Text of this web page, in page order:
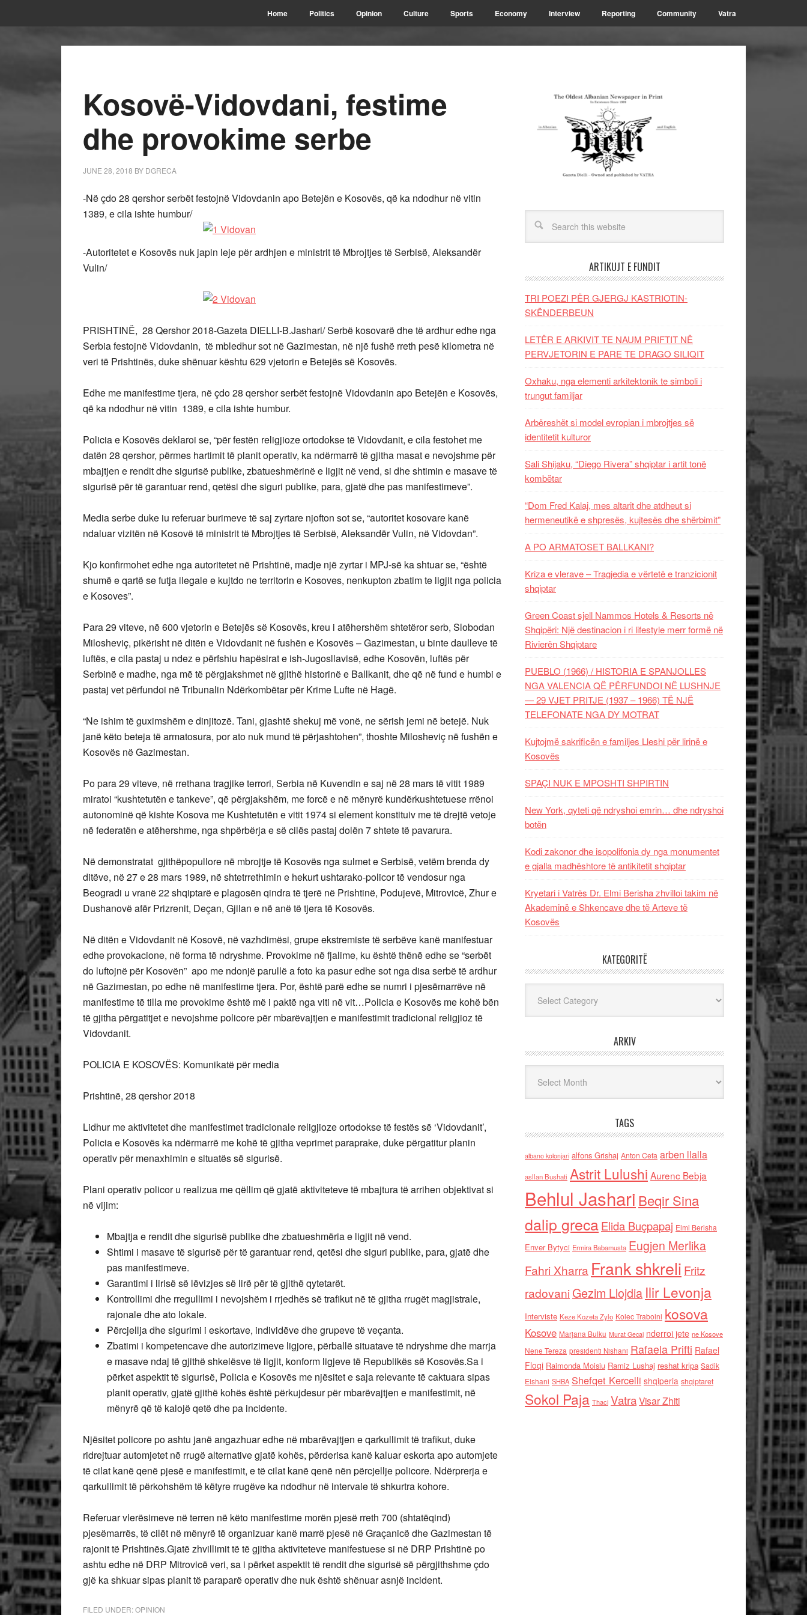
Home Politics Opinion Culture Sports Economy Interview Reporting Community Vatra
Kosovë-Vidovdani, festime
dhe provokime serbe
JUNE 28, 2018 BY DGRECA
-Në çdo 28 qershor serbët festojnë Vidovdanin apo Betejën e Kosovës, që ka ndodhur në vitin
1389, e cila ishte humbur/
-Autoritetet e Kosovës nuk japin leje për ardhjen e ministrit të Mbrojtjes të Serbisë, Aleksandër
Vulin/
PRISHTINË, 28 Qershor 2018-Gazeta DIELLI-B.Jashari/ Serbë kosovarë dhe të ardhur edhe nga
Serbia festojnë Vidovdanin, të mbledhur sot në Gazimestan, në një fushë rreth pesë kilometra në
veri të Prishtinës, duke shënuar kështu 629 vjetorin e Betejës së Kosovës.
Edhe me manifestime tjera, në çdo 28 qershor serbët festojnë Vidovdanin apo Betejën e Kosovës,
që ka ndodhur në vitin 1389, e cila ishte humbur.
Policia e Kosovës deklaroi se, “për festën religjioze ortodokse të Vidovdanit, e cila festohet me
datën 28 qershor, përmes hartimit të planit operativ, ka ndërmarrë të gjitha masat e nevojshme për
mbajtjen e rendit dhe sigurisë publike, zbatueshmërinë e ligjit në vend, si dhe shtimin e masave të
sigurisë për të garantuar rend, qetësi dhe siguri publike, para, gjatë dhe pas manifestimeve”.
Media serbe duke iu referuar burimeve të saj zyrtare njofton sot se, “autoritet kosovare kanë
ndaluar vizitën në Kosovë të ministrit të Mbrojtjes të Serbisë, Aleksandër Vulin, në Vidovdan”.
Kjo konfirmohet edhe nga autoritetet në Prishtinë, madje një zyrtar i MPJ-së ka shtuar se, “është
shumë e qartë se futja ilegale e kujtdo ne territorin e Kosoves, nenkupton zbatim te ligjit nga policia
e Kosoves”.
Para 29 viteve, në 600 vjetorin e Betejës së Kosovës, kreu i atëhershëm shtetëror serb, Slobodan
Milosheviç, pikërisht në ditën e Vidovdanit në fushën e Kosovës – Gazimestan, u binte daulleve të
luftës, e cila pastaj u ndez e përfshiu hapësirat e ish-Jugosllavisë, edhe Kosovën, luftës për
Serbinë e madhe, nga më të përgjakshmet në gjithë historinë e Ballkanit, dhe që në fund e humbi e
pastaj vet përfundoi në Tribunalin Ndërkombëtar për Krime Lufte në Hagë.
“Ne ishim të guximshëm e dinjitozë. Tani, gjashtë shekuj më vonë, ne sërish jemi në betejë. Nuk
janë këto beteja të armatosura, por ato nuk mund të përjashtohen”, thoshte Milosheviç në fushën e
Kosovës në Gazimestan.
Po para 29 viteve, në rrethana tragjike terrori, Serbia në Kuvendin e saj në 28 mars të vitit 1989
miratoi “kushtetutën e tankeve”, që përgjakshëm, me forcë e në mënyrë kundërkushtetuese rrënoi
autonominë që kishte Kosova me Kushtetutën e vitit 1974 si element konstituiv me të drejtë vetoje
në federatën e atëhershme, nga shpërbërja e së cilës pastaj dolën 7 shtete të pavarura.
Në demonstratat gjithëpopullore në mbrojtje të Kosovës nga sulmet e Serbisë, vetëm brenda dy
ditëve, në 27 e 28 mars 1989, në shtetrrethimin e hekurt ushtarako-policor të vendosur nga
Beogradi u vranë 22 shqiptarë e plagosën qindra të tjerë në Prishtinë, Podujevë, Mitrovicë, Zhur e
Dushanovë afër Prizrenit, Deçan, Gjilan e në anë të tjera të Kosovës.
Në ditën e Vidovdanit në Kosovë, në vazhdimësi, grupe ekstremiste të serbëve kanë manifestuar
edhe provokacione, në forma të ndryshme. Provokime në fjalime, ku është thënë edhe se “serbët
do luftojnë për Kosovën” apo me ndonjë parullë a foto ka pasur edhe sot nga disa serbë të ardhur
në Gazimestan, po edhe në manifestime tjera. Por, është parë edhe se numri i pjesëmarrëve në
manifestime të tilla me provokime është më i paktë nga viti në vit…Policia e Kosovës me kohë bën
të gjitha përgatitjet e nevojshme policore për mbarëvajtjen e manifestimit tradicional religjioz të
Vidovdanit.
POLICIA E KOSOVËS: Komunikatë për media
Prishtinë, 28 qershor 2018
Lidhur me aktivitetet dhe manifestimet tradicionale religjioze ortodokse të festës së ‘Vidovdanit’,
Policia e Kosovës ka ndërmarrë me kohë të gjitha veprimet paraprake, duke përgatitur planin
operativ për menaxhimin e situatës së sigurisë.
Plani operativ policor u realizua me qëllim që gjatë aktiviteteve të mbajtura të arrihen objektivat si
në vijim:
Mbajtja e rendit dhe sigurisë publike dhe zbatueshmëria e ligjit në vend.
Shtimi i masave të sigurisë për të garantuar rend, qetësi dhe siguri publike, para, gjatë dhe
pas manifestimeve.
Garantimi i lirisë së lëvizjes së lirë për të gjithë qytetarët.
Kontrollimi dhe rregullimi i nevojshëm i rrjedhës së trafikut në të gjitha rrugët magjistrale,
rajonale dhe ato lokale.
Përcjellja dhe sigurimi i eskortave, individëve dhe grupeve të veçanta.
Zbatimi i kompetencave dhe autorizimeve ligjore, përballë situatave të ndryshme dhe marrja
e masave ndaj të gjithë shkelësve të ligjit, konform ligjeve të Republikës së Kosovës.Sa i
përket aspektit të sigurisë, Policia e Kosovës me njësitet e saja relevante të caktuara sipas
planit operativ, gjatë gjithë kohës është përkujdesur për mbarëvajtjen e manifestimit, në
mënyrë që të kalojë qetë dhe pa incidente.
Njësitet policore po ashtu janë angazhuar edhe në mbarëvajtjen e qarkullimit të trafikut, duke
ridrejtuar automjetet në rrugë alternative gjatë kohës, përderisa kanë kaluar eskorta apo automjete
të cilat kanë qenë pjesë e manifestimit, e të cilat kanë qenë nën përcjellje policore. Ndërprerja e
qarkullimit të përkohshëm të këtyre rrugëve ka ndodhur në intervale të shkurtra kohore.
Referuar vlerësimeve në terren në këto manifestime morën pjesë rreth 700 (shtatëqind)
pjesëmarrës, të cilët në mënyrë të organizuar kanë marrë pjesë në Graçanicë dhe Gazimestan të
rajonit të Prishtinës.Gjatë zhvillimit të të gjitha aktiviteteve manifestuese si në DRP Prishtinë po
ashtu edhe në DRP Mitrovicë veri, sa i përket aspektit të rendit dhe sigurisë së përgjithshme çdo
gjë ka shkuar sipas planit të paraparë operativ dhe nuk është shënuar asnjë incident.
FILED UNDER:OPINION
ARTIKUJT E FUNDIT
TRI POEZI PËR GJERGJ KASTRIOTIN-
SKËNDERBEUN
LETËR E ARKIVIT TE NAUM PRIFTIT NË
PERVJETORIN E PARE TE DRAGO SILIQIT
Oxhaku, nga elementi arkitektonik te simboli i
trungut familjar
Arbëreshët si model evropian i mbrojtjes së
identitetit kulturor
Sali Shijaku, “Diego Rivera” shqiptar i artit tonë
kombëtar
“Dom Fred Kalaj, mes altarit dhe atdheut si
hermeneutikë e shpresës, kujtesës dhe shërbimit”
A PO ARMATOSET BALLKANI?
Kriza e vlerave – Tragjedia e vërtetë e tranzicionit
shqiptar
Green Coast sjell Nammos Hotels & Resorts në
Shqipëri: Një destinacion i ri lifestyle merr formë në
Rivierën Shqiptare
PUEBLO (1966) / HISTORIA E SPANJOLLES
NGA VALENCIA QË PËRFUNDOI NË LUSHNJE
— 29 VJET PRITJE (1937 – 1966) TË NJË
TELEFONATE NGA DY MOTRAT
Kujtojmë sakrificën e familjes Lleshi për lirinë e
Kosovës
SPAÇI NUK E MPOSHTI SHPIRTIN
New York, qyteti që ndryshoi emrin… dhe ndryshoi
botën
Kodi zakonor dhe isopolifonia dy nga monumentet
e gjalla madhështore të antikitetit shqiptar
Kryetari i Vatrës Dr. Elmi Berisha zhvilloi takim në
Akademinë e Shkencave dhe të Arteve të
Kosovës
KATEGORITË
ARKIV
TAGS
albano kolonjari alfons Grishaj Anton Cefa arben llalla
asllan Bushati Astrit Lulushi Aurenc Bebja
Behlul Jashari Beqir Sina
dalip grecaElida Buçpapaj Elmi Berisha
Enver Bytyci Ermira Babamusta Eugjen Merlika
Fahri Xharra Frank shkreli Fritz
radovaniGezim Llojdia Ilir Levonja
Interviste Keze Kozeta Zylo Kolec Traboini kosova
Kosove Marjana Bulku Murat Gecaj nderroi jete ne Kosove
Nene Tereza presidenti Nishani Rafaela Prifti Rafael
Floqi Raimonda Moisiu Ramiz Lushaj reshat kripa Sadik
Elshani SHBA Shefqet Kercelli shqiperia shqiptaret
Sokol Paja Thaci VatraVisar Zhiti